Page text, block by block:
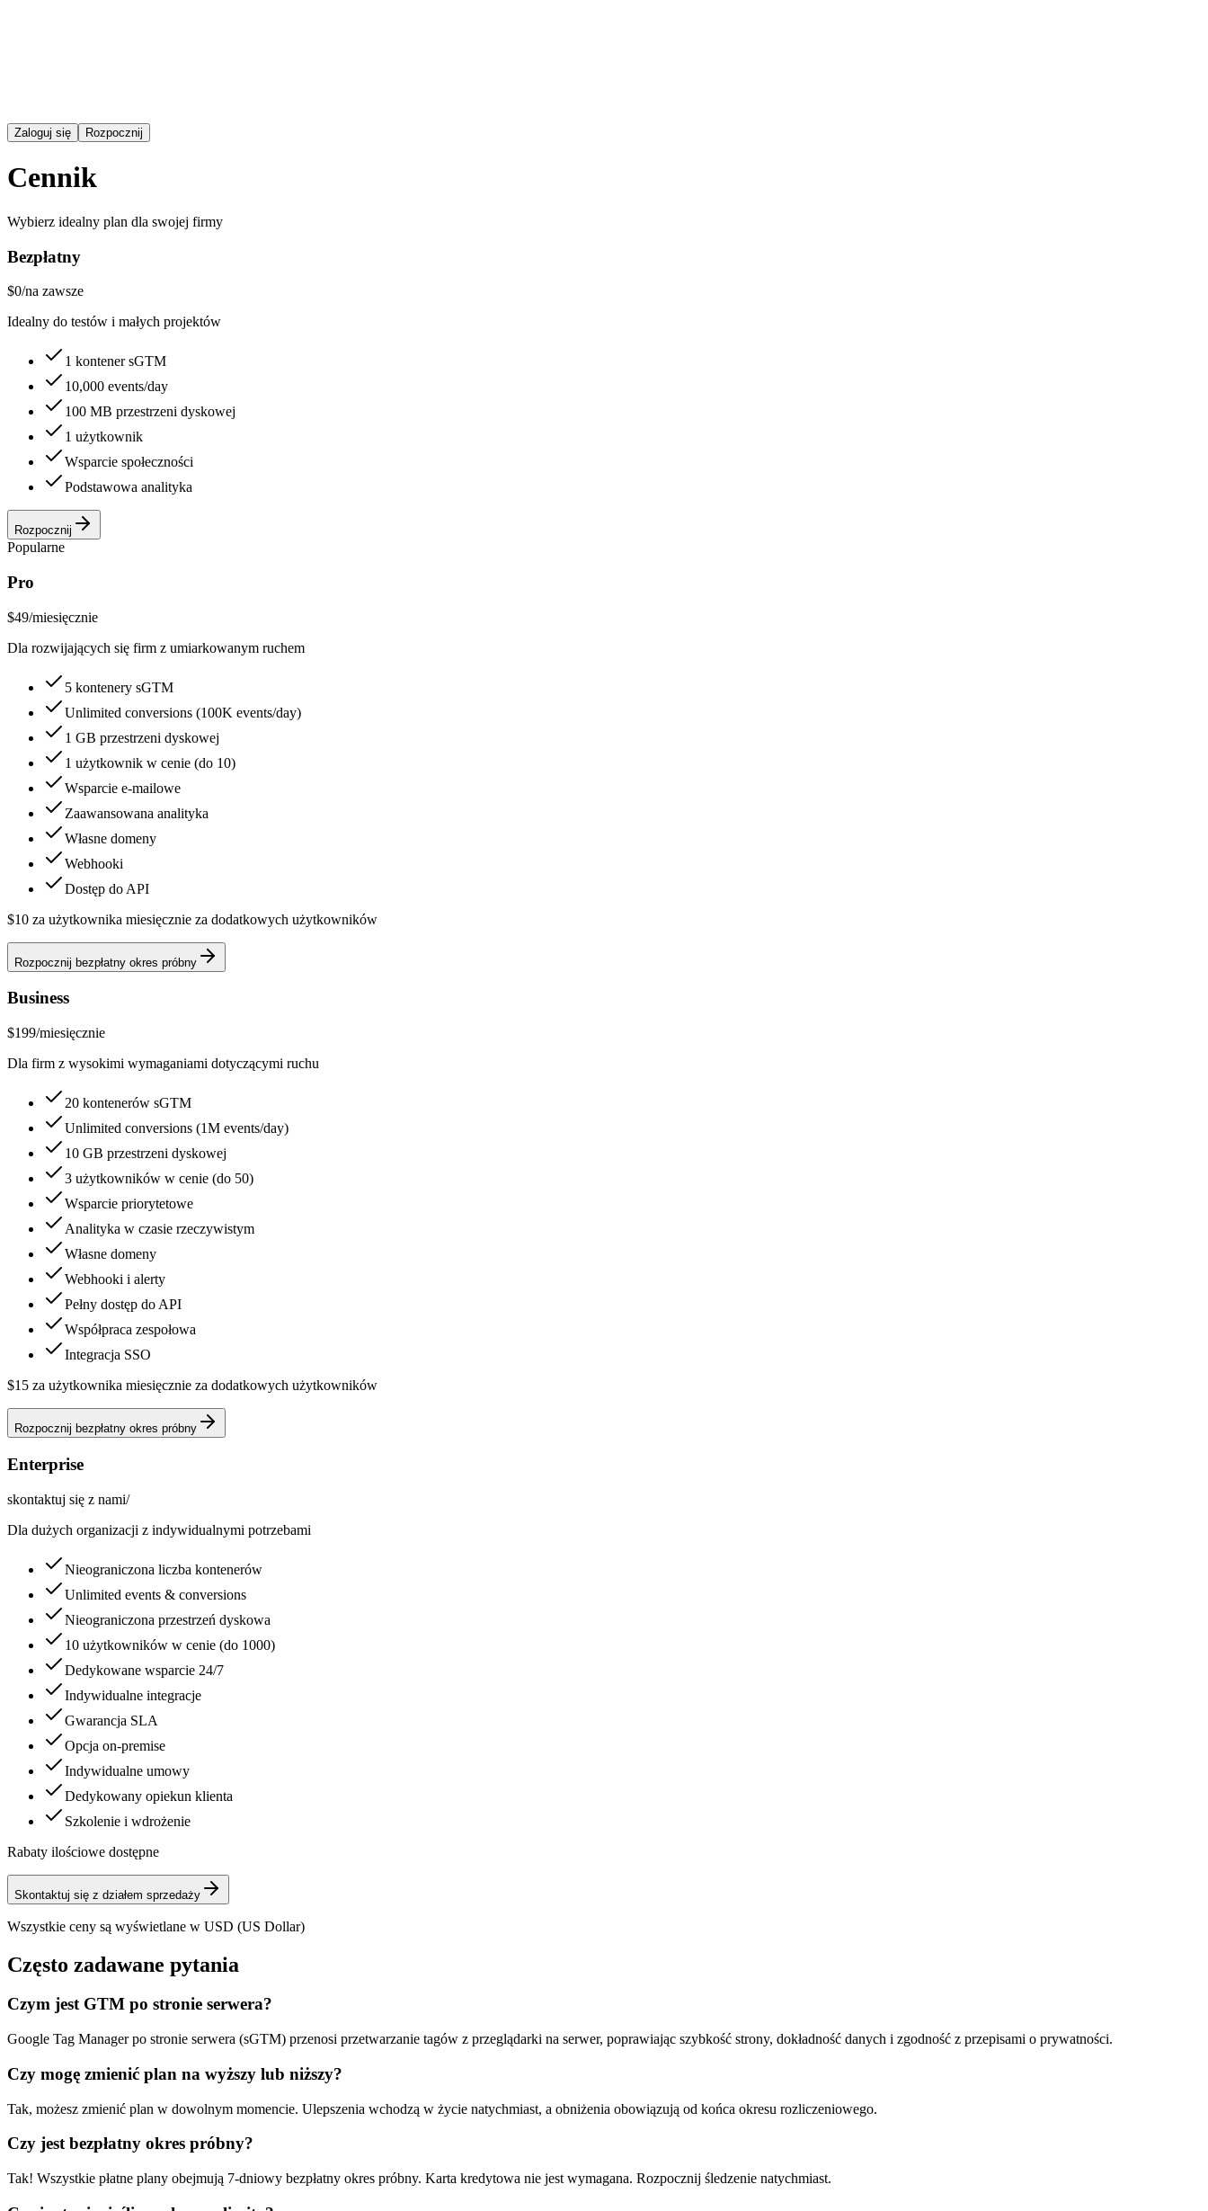
Zaloguj się Rozpocznij
Cennik
Wybierz idealny plan dla swojej firmy
Bezpłatny
$0/na zawsze
Idealny do testów i małych projektów
1 kontener sGTM
10,000 events/day
100 MB przestrzeni dyskowej
1 użytkownik
Wsparcie społeczności
Podstawowa analityka
Rozpocznij
Popularne
Pro
$49/miesięcznie
Dla rozwijających się firm z umiarkowanym ruchem
5 kontenery sGTM
Unlimited conversions (100K events/day)
1 GB przestrzeni dyskowej
1 użytkownik w cenie (do 10)
Wsparcie e-mailowe
Zaawansowana analityka
Własne domeny
Webhooki
Dostęp do API
$10 za użytkownika miesięcznie za dodatkowych użytkowników
Rozpocznij bezpłatny okres próbny
Business
$199/miesięcznie
Dla firm z wysokimi wymaganiami dotyczącymi ruchu
20 kontenerów sGTM
Unlimited conversions (1M events/day)
10 GB przestrzeni dyskowej
3 użytkowników w cenie (do 50)
Wsparcie priorytetowe
Analityka w czasie rzeczywistym
Własne domeny
Webhooki i alerty
Pełny dostęp do API
Współpraca zespołowa
Integracja SSO
$15 za użytkownika miesięcznie za dodatkowych użytkowników
Rozpocznij bezpłatny okres próbny
Enterprise
skontaktuj się z nami/
Dla dużych organizacji z indywidualnymi potrzebami
Nieograniczona liczba kontenerów
Unlimited events & conversions
Nieograniczona przestrzeń dyskowa
10 użytkowników w cenie (do 1000)
Dedykowane wsparcie 24/7
Indywidualne integracje
Gwarancja SLA
Opcja on-premise
Indywidualne umowy
Dedykowany opiekun klienta
Szkolenie i wdrożenie
Rabaty ilościowe dostępne
Skontaktuj się z działem sprzedaży
Wszystkie ceny są wyświetlane w USD (US Dollar)
Często zadawane pytania
Czym jest GTM po stronie serwera?
Google Tag Manager po stronie serwera (sGTM) przenosi przetwarzanie tagów z przeglądarki na serwer, poprawiając szybkość strony, dokładność danych i zgodność z przepisami o prywatności.
Czy mogę zmienić plan na wyższy lub niższy?
Tak, możesz zmienić plan w dowolnym momencie. Ulepszenia wchodzą w życie natychmiast, a obniżenia obowiązują od końca okresu rozliczeniowego.
Czy jest bezpłatny okres próbny?
Tak! Wszystkie płatne plany obejmują 7-dniowy bezpłatny okres próbny. Karta kredytowa nie jest wymagana. Rozpocznij śledzenie natychmiast.